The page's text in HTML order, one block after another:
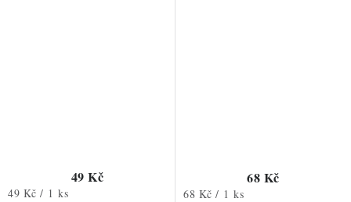
49 Kč
Měrná
49 Kč / 1 ks
68 Kč
Měrná
68 Kč / 1 ks